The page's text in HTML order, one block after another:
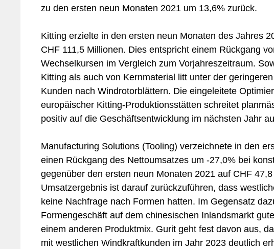
zu den ersten neun Monaten 2021 um 13,6% zurück.
Kitting erzielte in den ersten neun Monaten des Jahres
CHF 111,5 Millionen. Dies entspricht einem Rückgang
Wechselkursen im Vergleich zum Vorjahreszeitraum.
Kitting als auch von Kernmaterial litt unter der
Kunden nach Windrotorblättern. Die eingeleitete
europäischer Kitting-Produktionsstätten schreitet
positiv auf die Geschäftsentwicklung im nächsten Jahr
Manufacturing Solutions (Tooling) verzeichnete in den
einen Rückgang des Nettoumsatzes um -27,0% bei
gegenüber den ersten neun Monaten 2021 auf CHF
Umsatzergebnis ist darauf zurückzuführen, dass
keine Nachfrage nach Formen hatten. Im Gegensatz
Formengeschäft auf dem chinesischen Inlandsmarkt
einem anderen Produktmix. Gurit geht fest davon aus,
mit westlichen Windkraftkunden im Jahr 2023 deutlich